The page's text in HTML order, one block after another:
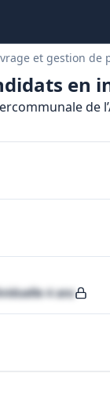
et gestion de
en
de
4 ans